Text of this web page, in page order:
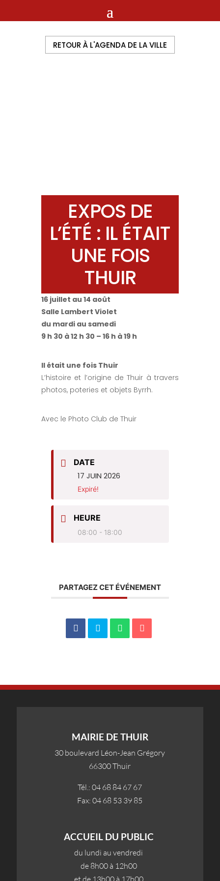
RETOUR À L'AGENDA DE LA VILLE
EXPOS DE
L’ÉTÉ : IL ÉTAIT
UNE FOIS
THUIR
16 juillet au 14 août
Salle Lambert Violet
du mardi au samedi
9 h 30 à 12 h 30 – 16 h à 19 h
Il était une fois Thuir
L’histoire et l’origine de Thuir à travers
photos, poteries et objets Byrrh.
Avec le Photo Club de Thuir
DATE
17 JUIN 2026
Expiré!
HEURE
08:00 - 18:00
PARTAGEZ CET ÉVÉNEMENT
MAIRIE DE THUIR
30 boulevard Léon-Jean Grégory
66300 Thuir
Tél.: 04 68 84 67 67
Fax: 04 68 53 39 85
ACCUEIL DU PUBLIC
du lundi au vendredi
de 8h00 à 12h00
et de 13h00 à 17h00